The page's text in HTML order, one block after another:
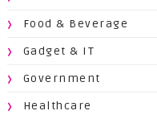
Food & Beverage
Gadget & IT
Government
Healthcare